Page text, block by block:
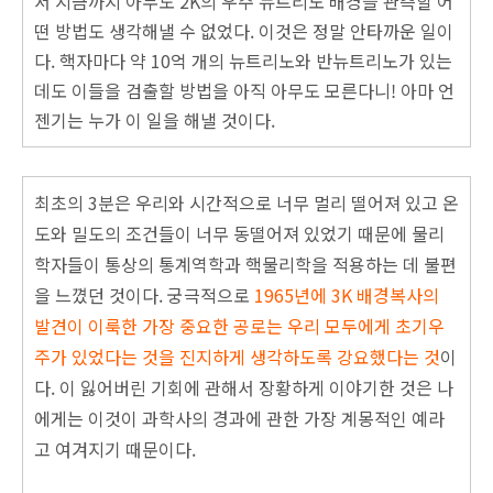
떤 방법도 생각해낼 수 없었다. 이것은 정말 안타까운 일이
다. 핵자마다 약 10억 개의 뉴트리노와 반뉴트리노가 있는
데도 이들을 검출할 방법을 아직 아무도 모른다니! 아마 언
젠기는 누가 이 일을 해낼 것이다.
최초의 3분은 우리와 시간적으로 너무 멀리 떨어져 있고 온
도와 밀도의 조건들이 너무 동떨어져 있었기 때문에 물리
학자들이 통상의 통계역학과 핵물리학을 적용하는 데 불편
을 느꼈던 것이다. 궁극적으로 1965년에 3K 배경복사의
발견이 이룩한 가장 중요한 공로는 우리 모두에게 초기우
주가 있었다는 것을 진지하게 생각하도록 강요했다는 것이
다. 이 잃어버린 기회에 관해서 장황하게 이야기한 것은 나
에게는 이것이 과학사의 경과에 관한 가장 계몽적인 예라
고 여겨지기 때문이다.